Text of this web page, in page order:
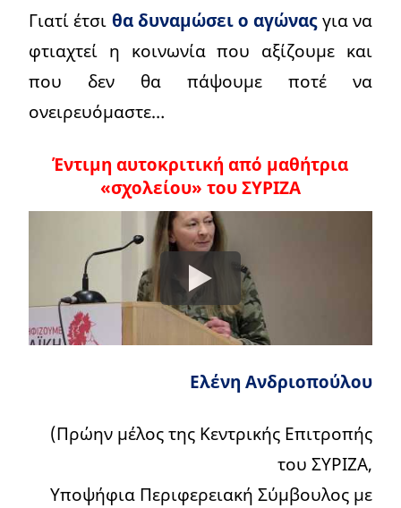
Γιατί έτσι θα δυναμώσει ο αγώναςγια να
φτιαχτεί η κοινωνία που αξίζουμε και
που δεν θα πάψουμε ποτέ να
ονειρευόμαστε…
Έντιμη αυτοκριτική από μαθήτρια
«σχολείου» του ΣΥΡΙΖΑ
Ελένη Ανδριοπούλου
(Πρώην μέλος της Κεντρικής Επιτροπής
του ΣΥΡΙΖΑ,
Υποψήφια Περιφερειακή Σύμβουλος με